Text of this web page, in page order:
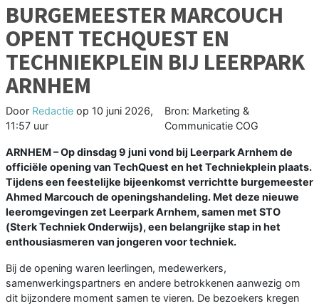
BURGEMEESTER MARCOUCH
OPENT TECHQUEST EN
TECHNIEKPLEIN BIJ LEERPARK
ARNHEM
Door Redactie op 10 juni 2026,
11:57 uur
Bron: Marketing &
Communicatie COG
ARNHEM – Op dinsdag 9 juni vond bij Leerpark Arnhem de
officiële opening van TechQuest en het Techniekplein plaats.
Tijdens een feestelijke bijeenkomst verrichtte burgemeester
Ahmed Marcouch de openingshandeling. Met deze nieuwe
leeromgevingen zet Leerpark Arnhem, samen met STO
(Sterk Techniek Onderwijs), een belangrijke stap in het
enthousiasmeren van jongeren voor techniek.
Bij de opening waren leerlingen, medewerkers,
samenwerkingspartners en andere betrokkenen aanwezig om
dit bijzondere moment samen te vieren. De bezoekers kregen